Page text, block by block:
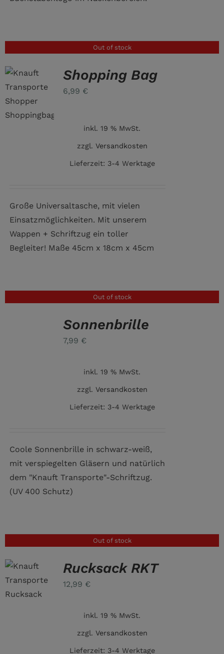
Out of stock
Shopping Bag
6,99 €
inkl. 19 % MwSt.
zzgl. Versandkosten
Lieferzeit: 3-4 Werktage
Große Universaltasche, mit vielen
Einsatzmöglichkeiten. Mit unserem
Wappen + Schriftzug ein toller
Begleiter! Maße 45cm x 18cm x 45cm
Out of stock
Sonnenbrille
7,99 €
inkl. 19 % MwSt.
zzgl. Versandkosten
Lieferzeit: 3-4 Werktage
Coole Sonnenbrille in schwarz-weiß,
mit verspiegelten Gläsern und natürlich
dem "Knauft Transporte"-Schriftzug.
(UV 400 Schutz)
Out of stock
Rucksack RKT
12,99 €
inkl. 19 % MwSt.
zzgl. Versandkosten
Lieferzeit: 3-4 Werktage